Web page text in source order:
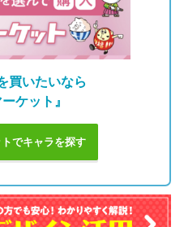
買いたいなら
ケット』
でキャラを探す